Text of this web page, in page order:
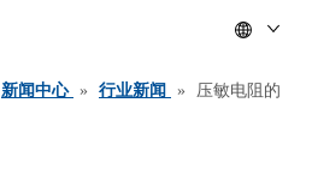
新闻中心 » 行业新闻 »
压敏电阻的